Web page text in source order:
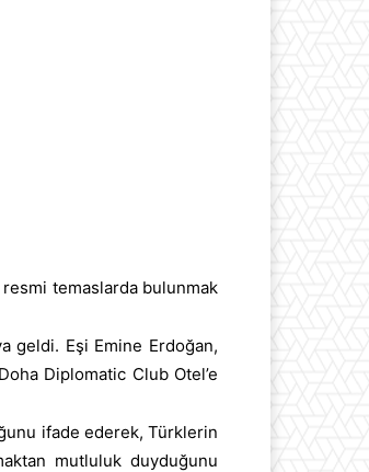
resmi temaslarda bulunmak
geldi. Eşi Emine Erdoğan,
Diplomatic Club Otel’e
ifade ederek, Türklerin
mutluluk duyduğunu